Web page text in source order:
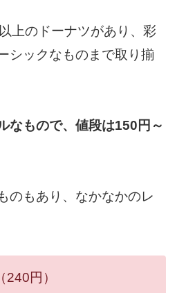
上のドーナツがあり、彩
シックなものまで取り揃
なもので、値段は150円～
のもあり、なかなかのレ
円）